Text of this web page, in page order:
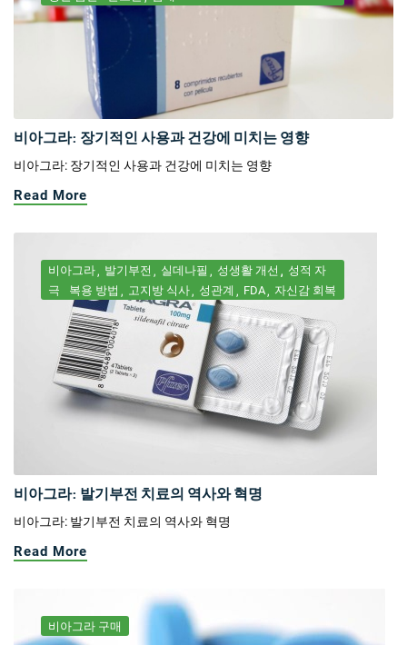
비아그라: 장기적인 사용과 건강에 미치는 영향
비아그라: 장기적인 사용과 건강에 미치는 영향
Read More
비아그라 발기부전 실데나필 성생활 개선
성적 자
극
복용 방법 고지방 식사 성관계 FDA 자신감 회복
비아그라: 발기부전 치료의 역사와 혁명
비아그라: 발기부전 치료의 역사와 혁명
Read More
비아그라 구매